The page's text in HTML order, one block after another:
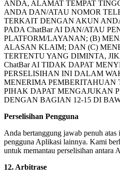
ANDA, ALAMAT TEMPAT
ANDA DAN/ATAU NOMOR
TERKAIT DENGAN AKUN
PADA ChatBar AI DAN/ATAU
PLATFORM/LAYANAN; (B)
ALASAN KLAIM; DAN (C)
TERTENTU YANG DIMINTA,
ChatBar AI TIDAK DAPAT
PERSELISIHAN INI DALAM
MENERIMA PEMBERITAHUAN
PIHAK DAPAT MENGAJUKAN
DENGAN BAGIAN 12-15 DI
Perselisihan Pengguna
Anda bertanggung jawab penuh atas
pengguna Aplikasi lainnya. Kami
untuk memantau perselisihan antara
12. Arbitrase